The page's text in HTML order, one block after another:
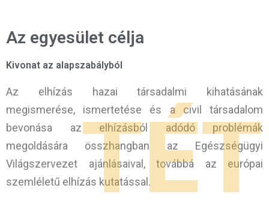
Az egyesület célja
Kivonat az alapszabályból
Az elhízás hazai társadalmi kihatásának
megismerése, ismertetése és a civil társadalom
bevonása az elhízásból adódó problémák
megoldására összhangban az Egészségügyi
Világszervezet ajánlásaival, továbbá az európai
szemléletű elhízás kutatással.TÉT